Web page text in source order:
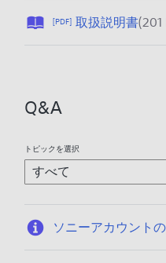
[PDF] 取扱説明書(201
Q&A
トピックを選択
ソニーアカウント